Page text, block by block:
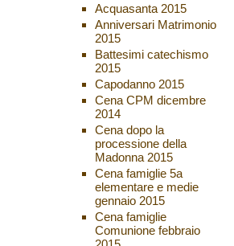
Acquasanta 2015
Anniversari Matrimonio
2015
Battesimi catechismo
2015
Capodanno 2015
Cena CPM dicembre
2014
Cena dopo la
processione della
Madonna 2015
Cena famiglie 5a
elementare e medie
gennaio 2015
Cena famiglie
Comunione febbraio